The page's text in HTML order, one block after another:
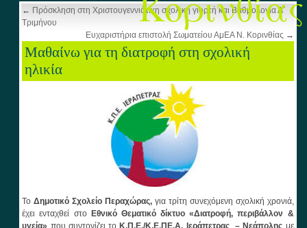
← Πρόσκληση στη Χριστουγεννιάτικη σχολική γιορτή και Βαθμολογία Α΄
Τριμήνου
Ευχαριστήρια επιστολή Σωματείου ΑμΕΑ Ν. Κορινθίας →
Μαθαίνω για τη διατροφή στη σχολική
ηλικία
ΤοΔημοτικό Σχολείο Περαχώρας, για τρίτη συνεχόμενη σχολική χρονιά,
έχει ενταχθεί στο Εθνικό Θεματικό δίκτυο «Διατροφή, περιβάλλον &